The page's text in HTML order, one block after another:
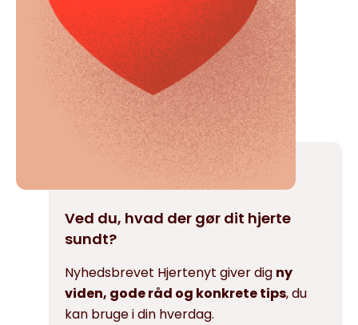
Ved du, hvad der gør dit hjerte
sundt?
Nyhedsbrevet Hjertenyt giver dig ny
viden, gode råd og konkrete tips, du
kan bruge i din hverdag.